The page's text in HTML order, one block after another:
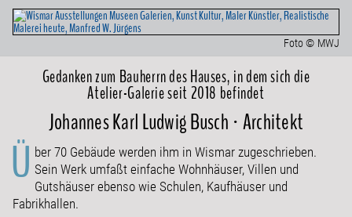
Foto © MWJ
Gedanken zum Bauherrn des Hauses, in dem sich die
Atelier-Galerie seit 2018 befindet
Johannes Karl Ludwig Busch · Architekt
Ü ber 70 Gebäude werden ihm in Wismar zugeschrieben.
Sein Werk umfaßt einfache Wohnhäuser, Villen und
Gutshäuser ebenso wie Schulen, Kaufhäuser und
Fabrikhallen.